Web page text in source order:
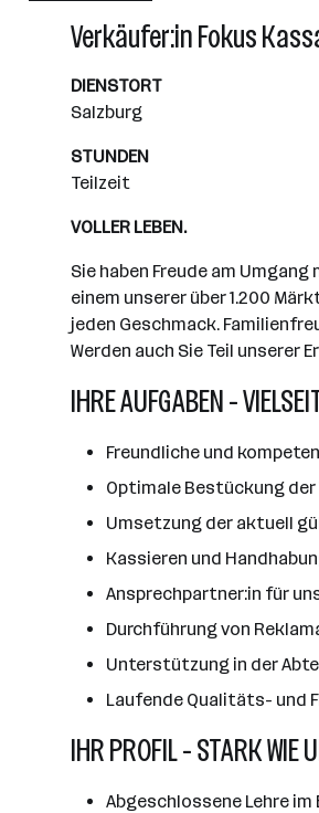
Wiener Neudorf
Verkäufer:in Fokus
DIENSTORT
Salzburg
STUNDEN
Teilzeit
VOLLER LEBEN.
Sie haben Freude am
einem unserer über 1.200
jeden Geschmack.
Werden auch Sie Teil unserer
IHRE AUFGABEN -
Freundliche und
Optimale Bestückung
Umsetzung der aktuell
Kassieren und
Ansprechpartner:in für
Durchführung von
Unterstützung in der
Laufende Qualitäts- und
IHR PROFIL - STARK WIE
Abgeschlossene Lehre